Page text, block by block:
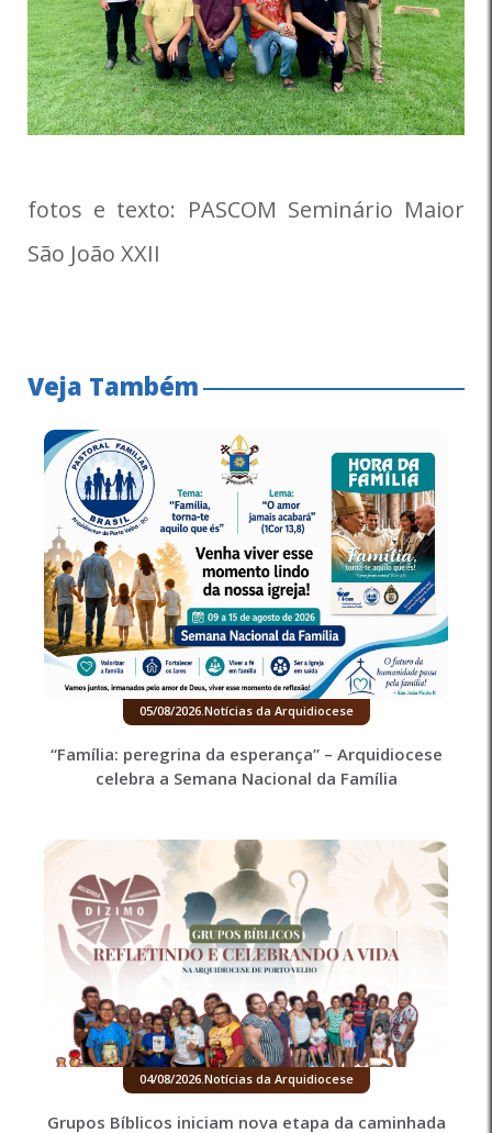
fotos e texto: PASCOM Seminário Maior
São João XXII
Veja Também
05/08/2026. Notícias da Arquidiocese
“Família: peregrina da esperança” – Arquidiocese
celebra a Semana Nacional da Família
04/08/2026. Notícias da Arquidiocese
Grupos Bíblicos iniciam nova etapa da caminhada